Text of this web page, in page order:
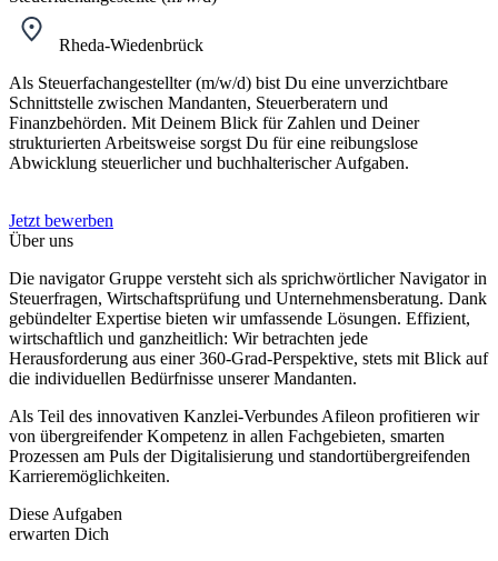
Rheda-Wiedenbrück
Als Steuerfachangestellter (m/w/d) bist Du eine unverzichtbare
Schnittstelle zwischen Mandanten, Steuerberatern und
Finanzbehörden. Mit Deinem Blick für Zahlen und Deiner
strukturierten Arbeitsweise sorgst Du für eine reibungslose
Abwicklung steuerlicher und buchhalterischer Aufgaben.
Jetzt bewerben
Über uns
Die navigator Gruppe versteht sich als sprichwörtlicher Navigator in
Steuerfragen, Wirtschaftsprüfung und Unternehmensberatung. Dank
gebündelter Expertise bieten wir umfassende Lösungen. Effizient,
wirtschaftlich und ganzheitlich: Wir betrachten jede
Herausforderung aus einer 360-Grad-Perspektive, stets mit Blick auf
die individuellen Bedürfnisse unserer Mandanten.
Als Teil des innovativen Kanzlei-Verbundes Afileon profitieren wir
von übergreifender Kompetenz in allen Fachgebieten, smarten
Prozessen am Puls der Digitalisierung und standortübergreifenden
Karrieremöglichkeiten.
Diese Aufgaben
erwarten Dich